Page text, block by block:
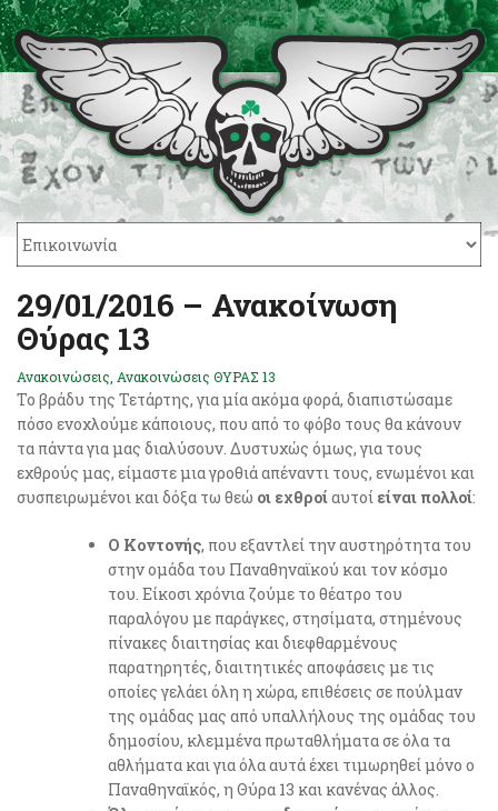
29/01/2016 – Ανακοίνωση
Θύρας 13
Ανακοινώσεις Ανακοινώσεις ΘΥΡΑΣ 13
Το βράδυ της Τετάρτης, για μία ακόμα φορά, διαπιστώσαμε
πόσο ενοχλούμε κάποιους, που από το φόβο τους θα κάνουν
τα πάντα για μας διαλύσουν. Δυστυχώς όμως, για τους
εχθρούς μας, είμαστε μια γροθιά απέναντι τους, ενωμένοι και
συσπειρωμένοι και δόξα τω θεώ οι εχθροίαυτοί είναι πολλοί:
Ο Κοντονής, που εξαντλεί την αυστηρότητα του
στην ομάδα του Παναθηναϊκού και τον κόσμο
του. Είκοσι χρόνια ζούμε το θέατρο του
παραλόγου με παράγκες, στησίματα, στημένους
πίνακες διαιτησίας και διεφθαρμένους
παρατηρητές, διαιτητικές αποφάσεις με τις
οποίες γελάει όλη η χώρα, επιθέσεις σε πούλμαν
της ομάδας μας από υπαλλήλους της ομάδας του
δημοσίου, κλεμμένα πρωταθλήματα σε όλα τα
αθλήματα και για όλα αυτά έχει τιμωρηθεί μόνο ο
Παναθηναϊκός, η Θύρα 13 και κανένας άλλος.